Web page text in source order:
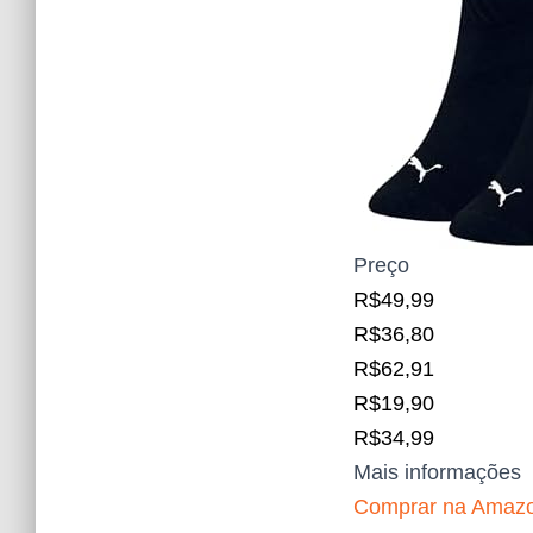
Preço
R$49,99
R$36,80
R$62,91
R$19,90
R$34,99
Mais informações
Comprar na